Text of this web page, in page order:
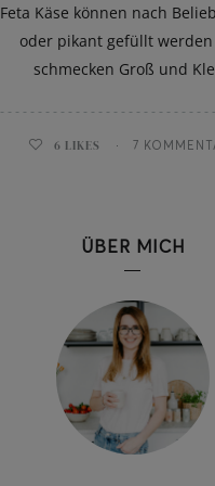
Feta Käse können nach
oder pikant gefüllt
schmecken Groß und
6 LIKES 7
ÜBER MICH